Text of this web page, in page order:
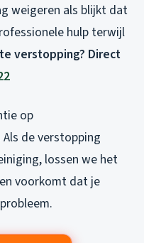
weigeren als blijkt dat
hulp terwijl
verstopping? Direct
op
de verstopping
lossen we het
voorkomt dat je